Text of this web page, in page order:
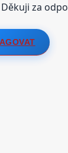
za